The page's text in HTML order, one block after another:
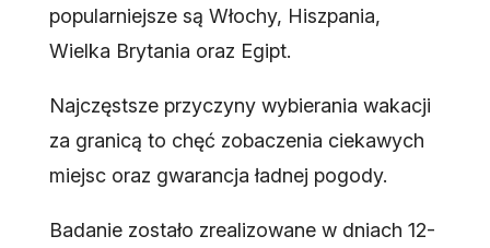
popularniejsze są Włochy, Hiszpania,
Wielka Brytania oraz Egipt.
Najczęstsze przyczyny wybierania wakacji
za granicą to chęć zobaczenia ciekawych
miejsc oraz gwarancja ładnej pogody.
Badanie zostało zrealizowane w dniach 12-